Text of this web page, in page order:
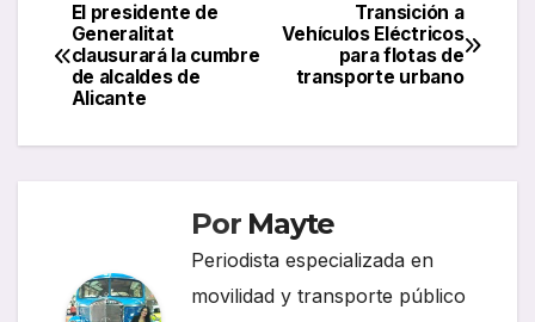
Navegación
de
Transición a
Vehículos Eléctricos
para flotas de
transporte urbano
El presidente de
Generalitat
clausurará la cumbre
de alcaldes de
Alicante
Por Mayte
Periodista especializada en
movilidad y transporte público